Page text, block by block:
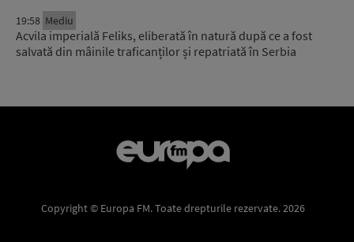
19:58 Mediu
Acvila imperială Feliks, eliberată în natură după ce a fost
salvată din mâinile traficanților și repatriată în Serbia
Copyright © Europa FM. Toate drepturile rezervate. 2026